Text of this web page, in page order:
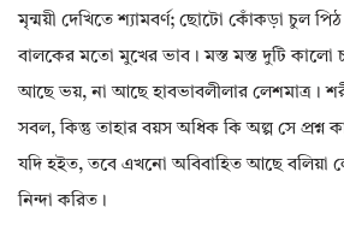
মৃন্ময়ী দেখিতে শ্যামবর্ণ; ছোটো কোঁকড়া চুল
বালকের মতো মুখের ভাব। মস্ত মস্ত দুটি কালো
আছে ভয়, না আছে হাবভাবলীলার লেশমাত্র।
সবল, কিন্তু তাহার বয়স অধিক কি অল্প সে প্রশ্ন
যদি হইত, তবে এখনো অবিবাহিত আছে বলিয়া
নিন্দা করিত।